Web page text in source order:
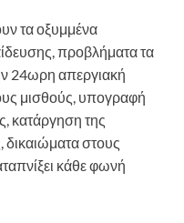
τα οξυμμένα
προβλήματα τα
24ωρη απεργιακή
μισθούς, υπογραφή
κατάργηση της
δικαιώματα στους
κάθε φωνή